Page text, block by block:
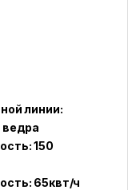
линии:
ведра
150
65квт/ч